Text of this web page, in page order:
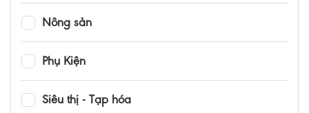
Nông sản
Phụ Kiện
Siêu thị - Tạp hóa